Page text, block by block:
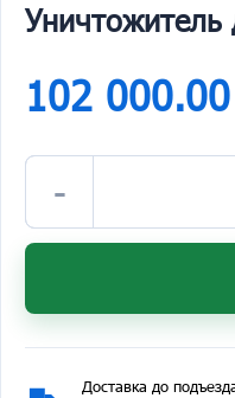
102 000.00
-
Доставка до